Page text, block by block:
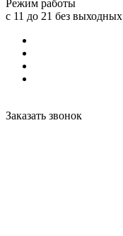
Режим работы
с 11 до 21 без выходных
Заказать звонок